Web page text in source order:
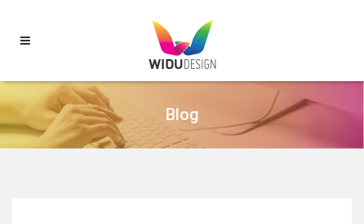
Blog